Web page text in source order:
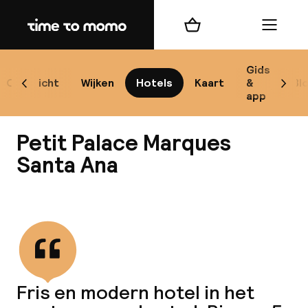
Home
Overzicht Wijken Hotels Kaart
Gids
&
app
Scroll naar links
Winkelmand Menu
Petit Palace Marques
Santa Ana
Fris en modern hotel in het